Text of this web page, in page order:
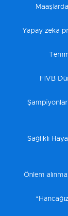
Yapay zeka
FIVB
Şampiyonlar
Sağlıklı
Önlem